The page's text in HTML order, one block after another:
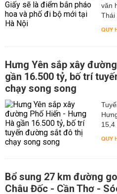
văn
Thái
QUY
Hưng Yên sắp xây
gần 16.500 tỷ, bố trí
chạy song song
15,4
QUY
Bổ sung 27 km đường
Châu Đốc - Cần Thơ -